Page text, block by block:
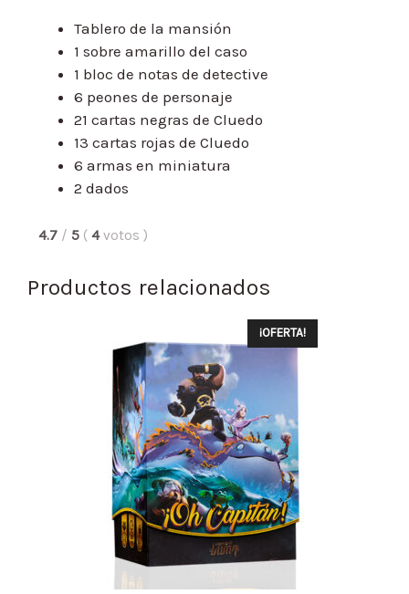
Tablero de la mansión
1 sobre amarillo del caso
1 bloc de notas de detective
6 peones de personaje
21 cartas negras de Cluedo
13 cartas rojas de Cluedo
6 armas en miniatura
2 dados
4.7 / 5 ( 4 votos )
Productos relacionados
¡OFERTA!